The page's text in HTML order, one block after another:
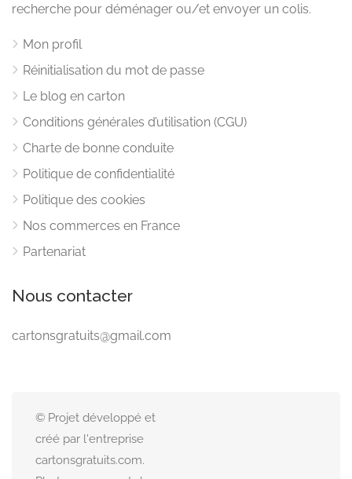
recherche pour déménager ou/et envoyer un colis.
Mon profil
Réinitialisation du mot de passe
Le blog en carton
Conditions générales d’utilisation (CGU)
Charte de bonne conduite
Politique de confidentialité
Politique des cookies
Nos commerces en France
Partenariat
Nous contacter
cartonsgratuits@gmail.com
© Projet développé et
créé par l'entreprise
cartonsgratuits.com.